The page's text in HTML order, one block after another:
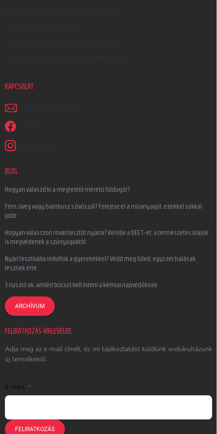
Reklamáció és reklamációs szabályzat
Szállítás és fizetés módja
Nagykereskedelem és együttműködés
Egyedi megrendelések és ajándéktárgyak
KAPCSOLAT
irjon @ earplugs.hu
Facebook
earplugs.hu
BLOG
Hogyan válaszd ki a megfelelő méretű füldugót?
Fém, üveg vagy bambusz szívószál? Felejtse el a műanyagot, ezekkel sokkal
jobb
Hogyan válasszon rovarriasztót nyárra? Kerülje a DEET-et, a természetes olajok
is megvédenek a szúnyogoktól
Nyári fesztiválra indultok a gyerekekkel? Védd meg füleit, egyszer hálásak
lesznek érte
3 riasztó ok, amiért búcsút kell inteni a kémiai napvédőknek
ARCHÍVUM
FELIRATKOZÁS HÍRLEVÉLRE
Adja meg az e-mail címét, és mi tájékoztatást küldünk webáruházunk
új termékeiről.
E-MAIL
FELIRATKOZÁS